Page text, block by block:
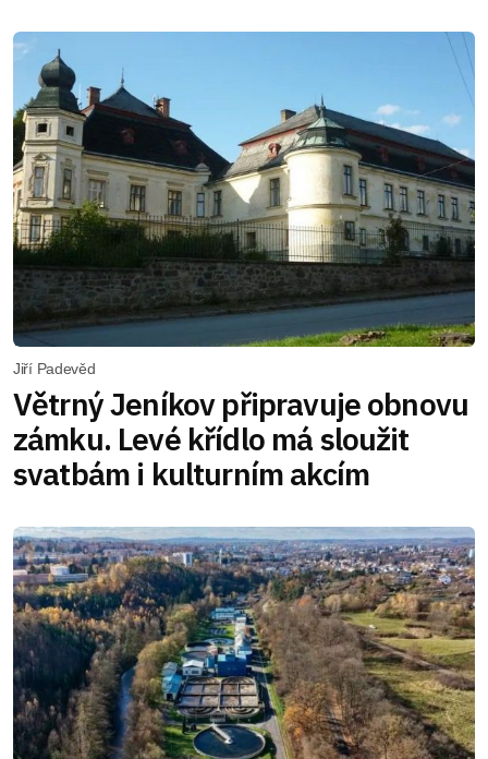
Jiří Padevěd
Větrný Jeníkov připravuje obnovu
zámku. Levé křídlo má sloužit
svatbám i kulturním akcím